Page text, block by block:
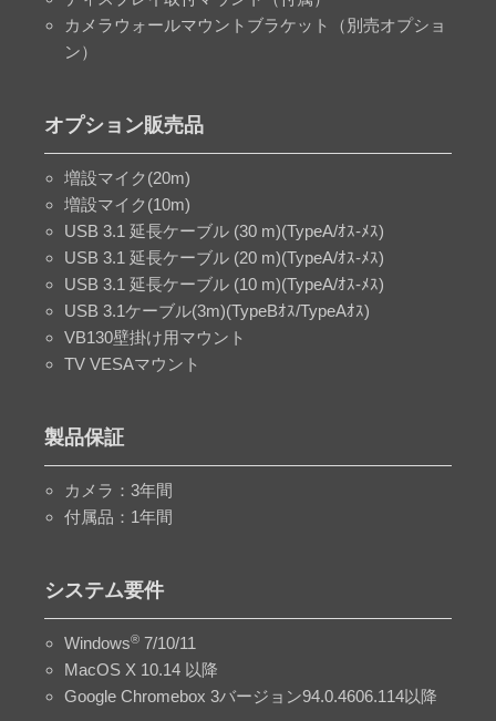
カメラウォールマウントブラケット（別売オプショ
ン）
オプション販売品
増設マイク(20m)​
増設マイク(10m)​
USB 3.1 延長ケーブル (30 m)(TypeA/ｵｽ-ﾒｽ)​
USB 3.1 延長ケーブル (20 m)(TypeA/ｵｽ-ﾒｽ)​
USB 3.1 延長ケーブル (10 m)(TypeA/ｵｽ-ﾒｽ)​
USB 3.1ケーブル(3m)(TypeBｵｽ/TypeAｵｽ)​
VB130壁掛け用マウント
TV VESAマウント​
製品保証
カメラ：3年間
付属品：1年間
システム要件
Windows® 7/10/11
MacOS X 10.14 以降
Google Chromebox 3バージョン94.0.4606.114以降